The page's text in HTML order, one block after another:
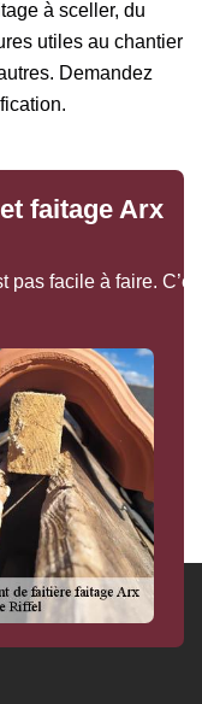
à sceller, du
utiles au chantier
Demandez
faitage Arx
pas facile à faire.